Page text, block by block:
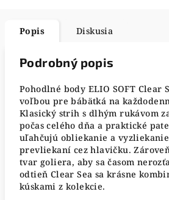
Popis Diskusia
Podrobný popis
Pohodlné body ELIO SOFT Clear
voľbou pre bábätká na
Klasický strih s dlhým rukávom
počas celého dňa a praktické
uľahčujú obliekanie a
prevliekaní cez hlavičku.
tvar goliera, aby sa časom
odtieň Clear Sea sa krásne
kúskami z kolekcie.